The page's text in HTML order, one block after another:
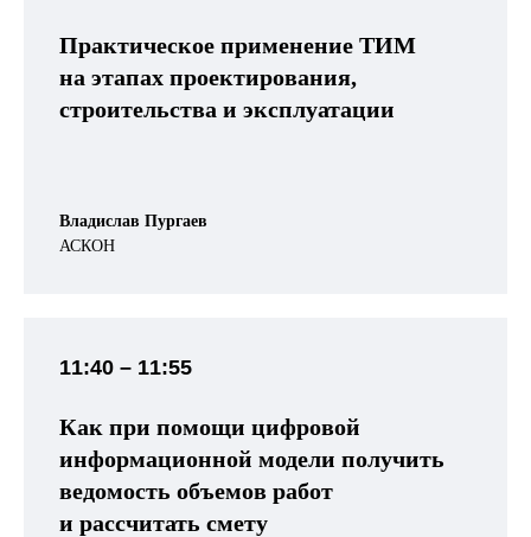
Практическое применение ТИМ
на этапах проектирования,
строительства и эксплуатации
Владислав Пургаев
АСКОН
11:40 – 11:55
Как при помощи цифровой
информационной модели получить
ведомость объемов работ
и рассчитать смету